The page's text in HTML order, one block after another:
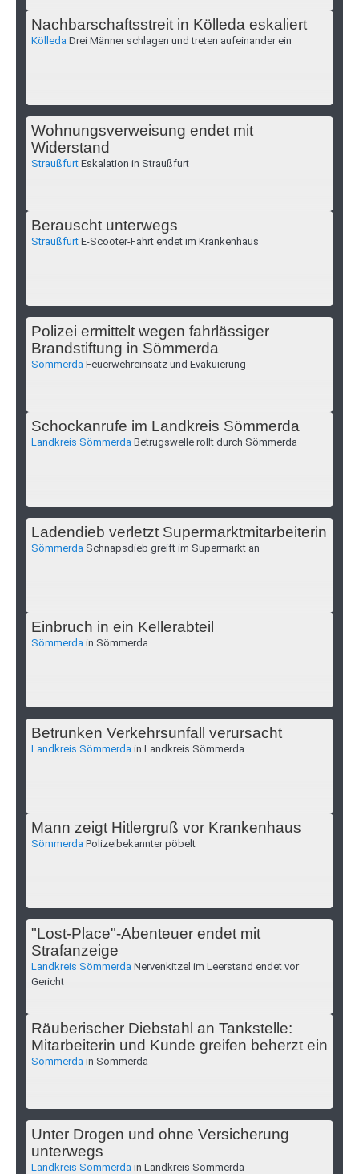
Nachbarschaftsstreit in Kölleda eskaliert
Kölleda Drei Männer schlagen und treten aufeinander ein
Wohnungsverweisung endet mit
Widerstand
Straußfurt Eskalation in Straußfurt
Berauscht unterwegs
Straußfurt E-Scooter-Fahrt endet im Krankenhaus
Polizei ermittelt wegen fahrlässiger
Brandstiftung in Sömmerda
Sömmerda Feuerwehreinsatz und Evakuierung
Schockanrufe im Landkreis Sömmerda
Landkreis Sömmerda Betrugswelle rollt durch Sömmerda
Ladendieb verletzt Supermarktmitarbeiterin
Sömmerda Schnapsdieb greift im Supermarkt an
Einbruch in ein Kellerabteil
Sömmerda in Sömmerda
Betrunken Verkehrsunfall verursacht
Landkreis Sömmerda in Landkreis Sömmerda
Mann zeigt Hitlergruß vor Krankenhaus
Sömmerda Polizeibekannter pöbelt
"Lost-Place"-Abenteuer endet mit
Strafanzeige
Landkreis Sömmerda Nervenkitzel im Leerstand endet vor
Gericht
Räuberischer Diebstahl an Tankstelle:
Mitarbeiterin und Kunde greifen beherzt ein
Sömmerda in Sömmerda
Unter Drogen und ohne Versicherung
unterwegs
Landkreis Sömmerda in Landkreis Sömmerda